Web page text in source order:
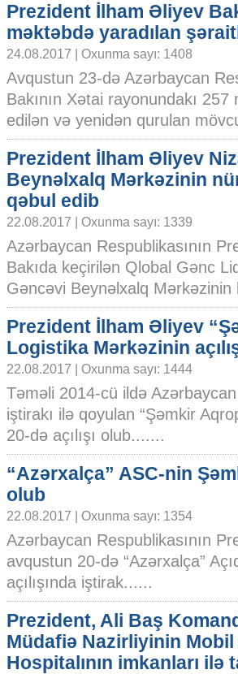
Prezident İlham Əliyev
məktəbdə yaradılan
24.08.2017 | Oxunma sayı: 1408
Avqustun 23-də Azərbaycan
Bakının Xətai rayonundakı
edilən və yenidən qurulan
Prezident İlham Əliyev
Beynəlxalq Mərkəzinin
qəbul edib
22.08.2017 | Oxunma sayı: 1339
Azərbaycan Respublikasının
Bakıda keçirilən Qlobal Gənc
Gəncəvi Beynəlxalq
Prezident İlham Əliyev
Logistika Mərkəzinin
22.08.2017 | Oxunma sayı: 1444
Təməli 2014-cü ildə
iştirakı ilə qoyulan “Şəmkir
20-də açılışı olub.......
“Azərxalça” ASC-nin
olub
22.08.2017 | Oxunma sayı: 1354
Azərbaycan Respublikasının
avqustun 20-də “Azərxalça”
açılışında iştirak......
Prezident, Ali Baş
Müdafiə Nazirliyinin
Hospitalının imkanları ilə